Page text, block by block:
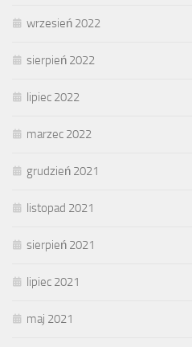
wrzesień 2022
sierpień 2022
lipiec 2022
marzec 2022
grudzień 2021
listopad 2021
sierpień 2021
lipiec 2021
maj 2021